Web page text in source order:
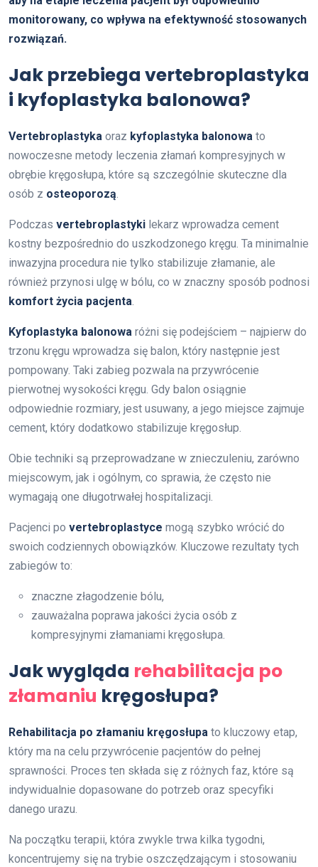
monitorowany, co wpływa na efektywność stosowanych
rozwiązań.
Jak przebiega vertebroplastyka
i kyfoplastyka balonowa?
Vertebroplastyka oraz kyfoplastyka balonowa to
nowoczesne metody leczenia złamań kompresyjnych w
obrębie kręgosłupa, które są szczególnie skuteczne dla
osób z osteoporozą.
Podczas vertebroplastyki lekarz wprowadza cement
kostny bezpośrednio do uszkodzonego kręgu. Ta minimalnie
inwazyjna procedura nie tylko stabilizuje złamanie, ale
również przynosi ulgę w bólu, co w znaczny sposób podnosi
komfort życia pacjenta.
Kyfoplastyka balonowa różni się podejściem – najpierw do
trzonu kręgu wprowadza się balon, który następnie jest
pompowany. Taki zabieg pozwala na przywrócenie
pierwotnej wysokości kręgu. Gdy balon osiągnie
odpowiednie rozmiary, jest usuwany, a jego miejsce zajmuje
cement, który dodatkowo stabilizuje kręgosłup.
Obie techniki są przeprowadzane w znieczuleniu, zarówno
miejscowym, jak i ogólnym, co sprawia, że często nie
wymagają one długotrwałej hospitalizacji.
Pacjenci po vertebroplastyce mogą szybko wrócić do
swoich codziennych obowiązków. Kluczowe rezultaty tych
zabiegów to:
znaczne złagodzenie bólu,
zauważalna poprawa jakości życia osób z
kompresyjnymi złamaniami kręgosłupa.
Jak wygląda rehabilitacja po
złamaniu kręgosłupa?
Rehabilitacja po złamaniu kręgosłupa to kluczowy etap,
który ma na celu przywrócenie pacjentów do pełnej
sprawności. Proces ten składa się z różnych faz, które są
indywidualnie dopasowane do potrzeb oraz specyfiki
danego urazu.
Na początku terapii, która zwykle trwa kilka tygodni,
koncentrujemy się na trybie oszczędzającym i stosowaniu